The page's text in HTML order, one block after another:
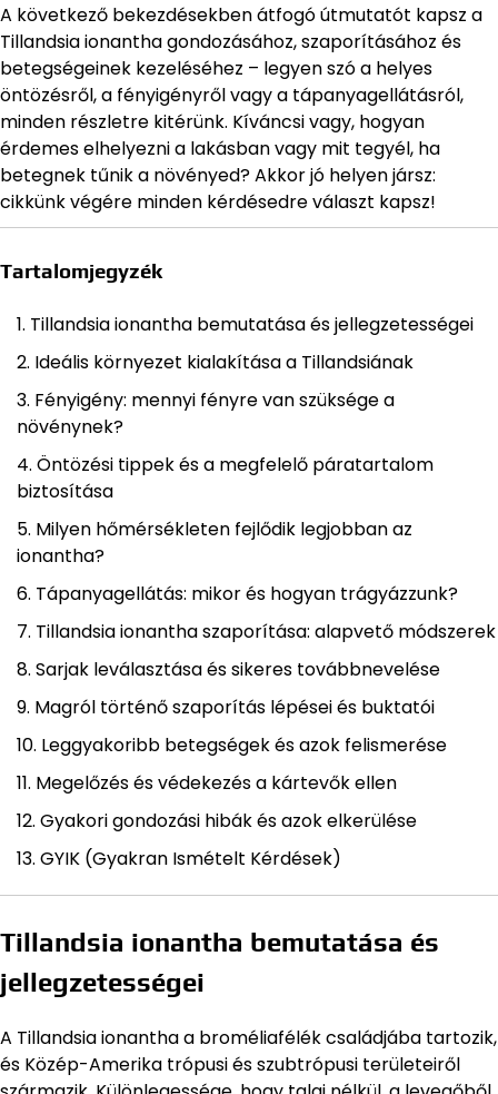
A következő bekezdésekben átfogó útmutatót kapsz a
Tillandsia ionantha gondozásához, szaporításához és
betegségeinek kezeléséhez – legyen szó a helyes
öntözésről, a fényigényről vagy a tápanyagellátásról,
minden részletre kitérünk. Kíváncsi vagy, hogyan
érdemes elhelyezni a lakásban vagy mit tegyél, ha
betegnek tűnik a növényed? Akkor jó helyen jársz:
cikkünk végére minden kérdésedre választ kapsz!
Tartalomjegyzék
Tillandsia ionantha bemutatása és jellegzetességei
Ideális környezet kialakítása a Tillandsiának
Fényigény: mennyi fényre van szüksége a
növénynek?
Öntözési tippek és a megfelelő páratartalom
biztosítása
Milyen hőmérsékleten fejlődik legjobban az
ionantha?
Tápanyagellátás: mikor és hogyan trágyázzunk?
Tillandsia ionantha szaporítása: alapvető módszerek
Sarjak leválasztása és sikeres továbbnevelése
Magról történő szaporítás lépései és buktatói
Leggyakoribb betegségek és azok felismerése
Megelőzés és védekezés a kártevők ellen
Gyakori gondozási hibák és azok elkerülése
GYIK (Gyakran Ismételt Kérdések)
Tillandsia ionantha bemutatása és
jellegzetességei
A Tillandsia ionantha a broméliafélék családjába tartozik,
és Közép-Amerika trópusi és szubtrópusi területeiről